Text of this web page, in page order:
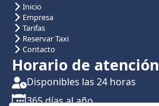
Inicio
Empresa
Tarifas
Reservar Taxi
Contacto
Horario de atención
Disponibles las 24 horas
365 días al año